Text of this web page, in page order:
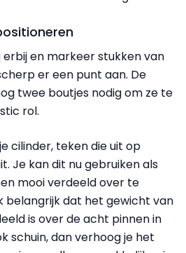
en markeerstukken van
er een punt aan. De
twee boutjes nodig om ze te
rol.
cilinder, teken die uit op
Je kan dit nu gebruiken als
mooi verdeeld over te
belangrijk dat het gewicht van
is over de acht pinnen in
schuin, dan verhoog je het